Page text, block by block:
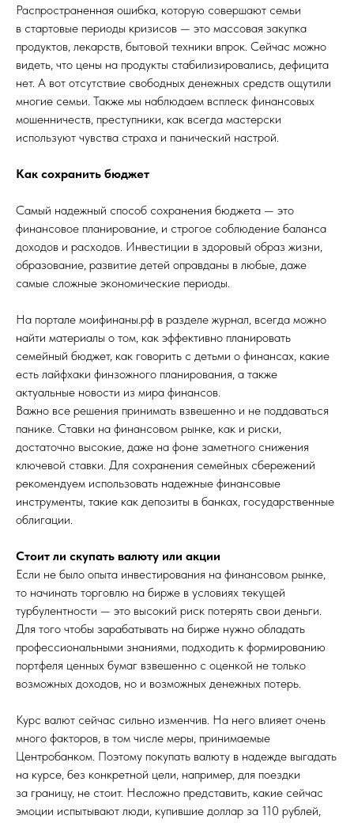
Распространенная ошибка, которую совершают семьи
в стартовые периоды кризисов — это массовая закупка
продуктов, лекарств, бытовой техники впрок. Сейчас можно
видеть, что цены на продукты стабилизировались, дефицита
нет. А вот отсутствие свободных денежных средств ощутили
многие семьи. Также мы наблюдаем всплеск финансовых
мошенничеств, преступники, как всегда мастерски
используют чувства страха и панический настрой.
Как сохранить бюджет
Самый надежный способ сохранения бюджета — это
финансовое планирование, и строгое соблюдение баланса
доходов и расходов. Инвестиции в здоровый образ жизни,
образование, развитие детей оправданы в любые, даже
самые сложные экономические периоды.
На портале моифинаны.рф в разделе журнал, всегда можно
найти материалы о том, как эффективно планировать
семейный бюджет, как говорить с детьми о финансах, какие
есть лайфхаки финзожного планирования, а также
актуальные новости из мира финансов.
Важно все решения принимать взвешенно и не поддаваться
панике. Ставки на финансовом рынке, как и риски,
достаточно высокие, даже на фоне заметного снижения
ключевой ставки. Для сохранения семейных сбережений
рекомендуем использовать надежные финансовые
инструменты, такие как депозиты в банках, государственные
облигации.
Стоит ли скупать валюту или акции
Если не было опыта инвестирования на финансовом рынке,
то начинать торговлю на бирже в условиях текущей
турбулентности — это высокий риск потерять свои деньги.
Для того чтобы зарабатывать на бирже нужно обладать
профессиональными знаниями, подходить к формированию
портфеля ценных бумаг взвешенно с оценкой не только
возможных доходов, но и возможных денежных потерь.
Курс валют сейчас сильно изменчив. На него влияет очень
много факторов, в том числе меры, принимаемые
Центробанком. Поэтому покупать валюту в надежде выгадать
на курсе, без конкретной цели, например, для поездки
за границу, не стоит. Несложно представить, какие сейчас
эмоции испытывают люди, купившие доллар за 110 рублей,